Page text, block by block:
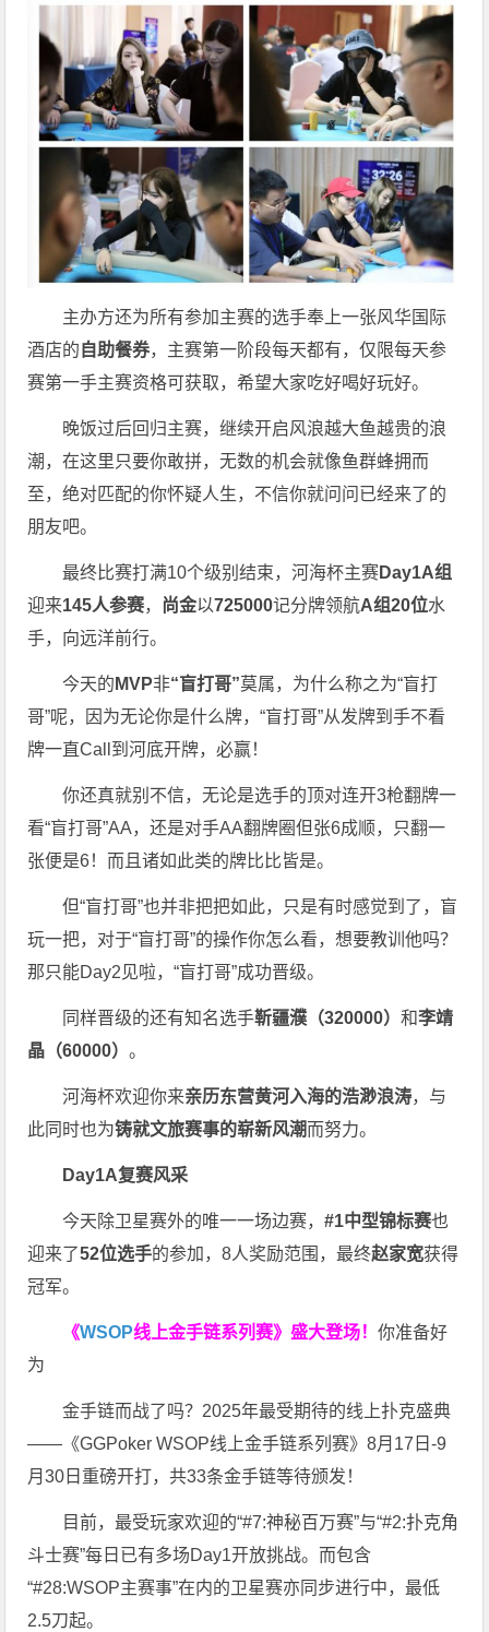
主办方还为所有参加主赛的选手奉上一张风华国际
酒店的 自助餐券，主赛第一阶段每天都有，仅限每天参
赛第一手主赛资格可获取，希望大家吃好喝好玩好。
晚饭过后回归主赛，继续开启风浪越大鱼越贵的浪
潮，在这里只要你敢拼，无数的机会就像鱼群蜂拥而
至，绝对匹配的你怀疑人生，不信你就问问已经来了的
朋友吧。
最终比赛打满10个级别结束，河海杯主赛Day1A组
迎来145人参赛， 尚金以725000记分牌领航A组20位水
手，向远洋前行。
今天的 MVP非“盲打哥”莫属，为什么称之为“盲打
哥”呢，因为无论你是什么牌，“盲打哥”从发牌到手不看
牌一直Call到河底开牌，必赢！
你还真就别不信，无论是选手的顶对连开3枪翻牌一
看“盲打哥”AA，还是对手AA翻牌圈但张6成顺，只翻一
张便是6！而且诸如此类的牌比比皆是。
但“盲打哥”也并非把把如此，只是有时感觉到了，盲
玩一把，对于“盲打哥”的操作你怎么看，想要教训他吗？
那只能Day2见啦，“盲打哥”成功晋级。
同样晋级的还有知名选手靳疆濮（320000）和李靖
晶 （60000）。
河海杯欢迎你来亲历东营黄河入海的浩渺浪涛，与
此同时也为铸就文旅赛事的崭新风潮而努力。
Day1A复赛风采
今天除卫星赛外的唯一一场边赛，#1中型锦标赛也
迎来了52位选手的参加，8人奖励范围，最终赵家宽获得
冠军。
《WSOP线上金手链系列赛》盛大登场！你准备好
为
金手链而战了吗？2025年最受期待的线上扑克盛典
——《GGPoker WSOP线上金手链系列赛》8月17日-9
月30日重磅开打，共33条金手链等待颁发！
目前，最受玩家欢迎的“#7:神秘百万赛”与“#2:扑克角
斗士赛”每日已有多场Day1开放挑战。而包含
“#28:WSOP主赛事”在内的卫星赛亦同步进行中，最低
2.5刀起。